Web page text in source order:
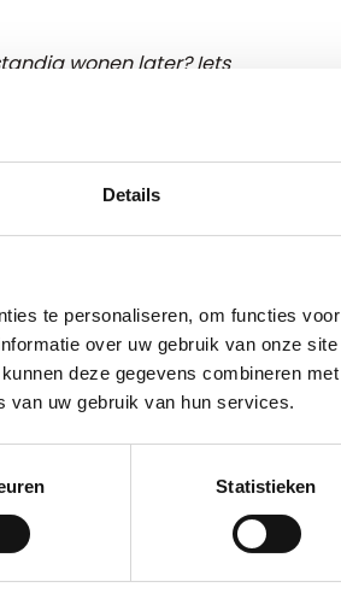
Details
te personaliseren, om functies
over uw gebruik van onze
deze gegevens combineren
van uw gebruik van hun services.
Statistieken
wonen later? Iets
Kinderen? Nee,
waar mijn vrouw
lucht die langzaam
Kijk hem nou weer
is de
ontstond